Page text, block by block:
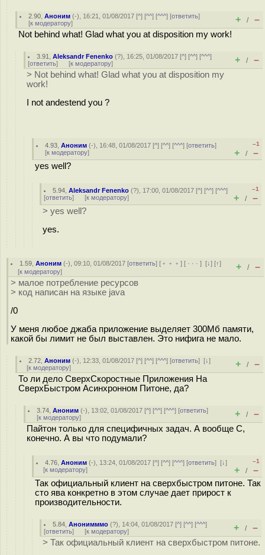
2.90 ,Аноним (-), 16:21, 01/08/2017 [^] [^^] [^^^] [ответить]
[к модератору] + / –
Not behind what! Glad what you at disposition my work!
3.91 ,Aleksandr Fenenko (?), 16:25, 01/08/2017 [^] [^^] [^^^]
[ответить] [к модератору] + / –
> Not behind what! Glad what you at disposition my
work!
I not andestend you ?
4.93 ,Аноним (-), 16:48, 01/08/2017 [^] [^^] [^^^] [ответить]
[к модератору]
–1
+ / –
yes well?
5.94 ,Aleksandr Fenenko (?), 17:00, 01/08/2017 [^] [^^] [^^^]
[ответить] [к модератору]
–1
+ / –
> yes well?
yes.
1.59 ,Аноним (-), 09:10, 01/08/2017 [ответить] [ ﹢﹢﹢] [ · · ·][↓] [↑]
[к модератору] + / –
> малое потребление ресурсов
> код написан на языке java
/0
У меня любое джаба приложение выделяет 300Мб памяти,
какой бы лимит не был выставлен. Это нифига не мало.
2.72 ,Аноним (-), 12:33, 01/08/2017 [^] [^^] [^^^] [ответить][↓]
[к модератору] + / –
То ли дело СверхСкоростные Приложения На
СверхБыстром Асинхронном Питоне, да?
3.74 ,Аноним (-), 13:02, 01/08/2017 [^] [^^] [^^^] [ответить]
[к модератору] + / –
Пайтон только для специфичных задач. А вообще С,
конечно. А вы что подумали?
4.76 ,Аноним (-), 13:24, 01/08/2017 [^] [^^] [^^^] [ответить][↓]
[к модератору]
–1
+ / –
Так официальный клиент на сверхбыстром питоне. Так
сто ява конкретно в этом случае дает прирост к
производительности.
5.84 ,Анонимммо (?), 14:04, 01/08/2017 [^] [^^] [^^^]
[ответить] [к модератору] + / –
> Так официальный клиент на сверхбыстром питоне.